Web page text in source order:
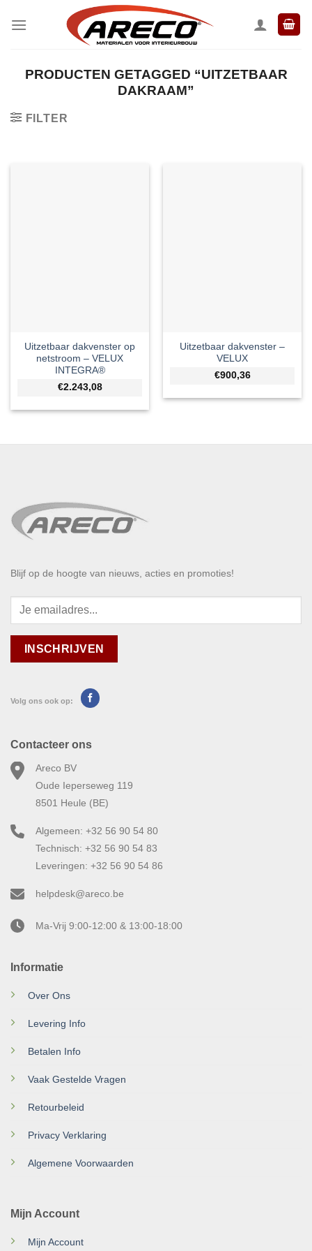
naar
PRODUCTEN GETAGGED “UITZETBAAR
DAKRAAM”
FILTER
Uitzetbaar dakvenster op
netstroom – VELUX
INTEGRA®
€2.243,08
Uitzetbaar dakvenster –
VELUX
€900,36
Blijf op de hoogte van nieuws, acties en promoties!
Volg ons ook op:
Informatie
Over Ons
Levering Info
Betalen Info
Vaak Gestelde Vragen
Retourbeleid
Privacy Verklaring
Algemene Voorwaarden
Mijn Account
Mijn Account
Contacteer ons
Areco BV
Oude Ieperseweg 119
8501 Heule (BE)
Algemeen: +32 56 90 54 80
Technisch: +32 56 90 54 83
Leveringen: +32 56 90 54 86
helpdesk@areco.be
Ma-Vrij 9:00-12:00 & 13:00-18:00